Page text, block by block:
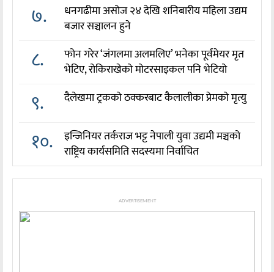
७.
धनगढीमा असोज २४ देखि शनिबारीय महिला उद्यम
बजार सञ्चालन हुने
८.
फोन गरेर ‘जंगलमा अलमलिए’ भनेका पूर्वमेयर मृत
भेटिए, रोकिराखेको मोटरसाइकल पनि भेटियो
९. दैलेखमा ट्रकको ठक्करबाट कैलालीका प्रेमको मृत्यु
१०.
इन्जिनियर तर्कराज भट्ट नेपाली युवा उद्यमी मञ्चको
राष्ट्रिय कार्यसमिति सदस्यमा निर्वाचित
ADVERTISEMENT